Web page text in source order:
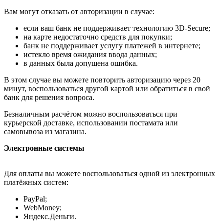
Вам могут отказать от авторизации в случае:
если ваш банк не поддерживает технологию 3D-Secure;
на карте недостаточно средств для покупки;
банк не поддерживает услугу платежей в интернете;
истекло время ожидания ввода данных;
в данных была допущена ошибка.
В этом случае вы можете повторить авторизацию через 20
минут, воспользоваться другой картой или обратиться в свой
банк для решения вопроса.
Безналичным расчётом можно воспользоваться при
курьерской доставке, использовании постамата или
самовывоза из магазина.
Электронные системы
Для оплаты вы можете воспользоваться одной из электронных
платёжных систем:
PayPal;
WebMoney;
Яндекс.Деньги.